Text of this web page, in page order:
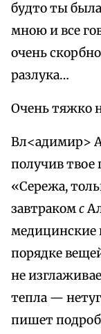
будто ты была
мною и все
очень
разлука…
Очень тяжко
Вл<адимир>
получив твое
«Сережа,
завтракомс
медицинские
порядке
не
тепла —
пишет